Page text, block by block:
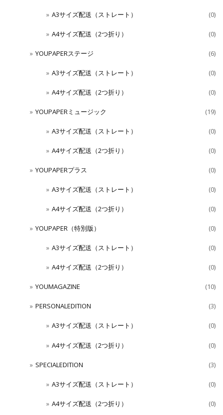
A3サイズ配送（ストレート） (0)
A4サイズ配送（2つ折り） (0)
YOUPAPERステージ (6)
A3サイズ配送（ストレート） (0)
A4サイズ配送（2つ折り） (0)
YOUPAPERミュージック (19)
A3サイズ配送（ストレート） (0)
A4サイズ配送（2つ折り） (0)
YOUPAPERプラス (0)
A3サイズ配送（ストレート） (0)
A4サイズ配送（2つ折り） (0)
YOUPAPER（特別版） (0)
A3サイズ配送（ストレート） (0)
A4サイズ配送（2つ折り） (0)
YOUMAGAZINE (10)
PERSONALEDITION (3)
A3サイズ配送（ストレート） (0)
A4サイズ配送（2つ折り） (0)
SPECIALEDITION (3)
A3サイズ配送（ストレート） (0)
A4サイズ配送（2つ折り） (0)